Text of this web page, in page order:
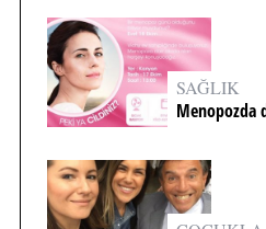
SAĞLIK
Menopozda